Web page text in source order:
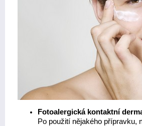
Fotoalergická kontaktní
Po použití nějakého přípravku,